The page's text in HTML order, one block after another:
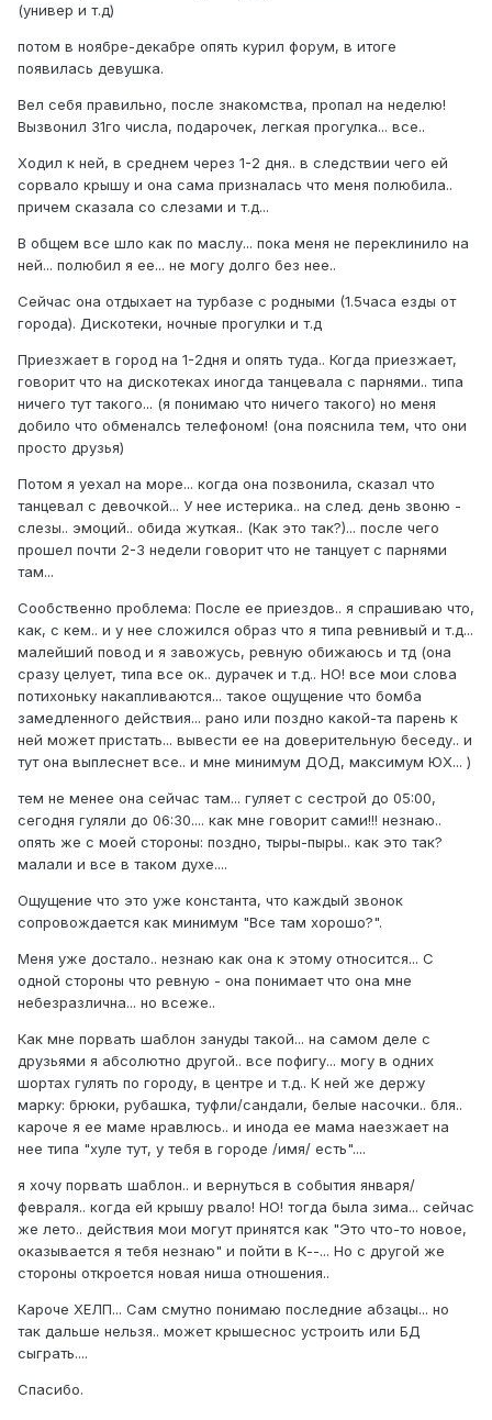
(универ и т.д)
потом в ноябре-декабре опять курил форум, в итоге
появилась девушка.
Вел себя правильно, после знакомства, пропал на неделю!
Вызвонил 31го числа, подарочек, легкая прогулка... все..
Ходил к ней, в среднем через 1-2 дня.. в следствии чего ей
сорвало крышу и она сама призналась что меня полюбила..
причем сказала со слезами и т.д...
В общем все шло как по маслу... пока меня не переклинило на
ней... полюбил я ее... не могу долго без нее..
Сейчас она отдыхает на турбазе с родными (1.5часа езды от
города). Дискотеки, ночные прогулки и т.д
Приезжает в город на 1-2дня и опять туда.. Когда приезжает,
говорит что на дискотеках иногда танцевала с парнями.. типа
ничего тут такого... (я понимаю что ничего такого) но меня
добило что обменалсь телефоном! (она пояснила тем, что они
просто друзья)
Потом я уехал на море... когда она позвонила, сказал что
танцевал с девочкой... У нее истерика.. на след. день звоню -
слезы.. эмоций.. обида жуткая.. (Как это так?)... после чего
прошел почти 2-3 недели говорит что не танцует с парнями
там...
Сообственно проблема: После ее приездов.. я спрашиваю что,
как, с кем.. и у нее сложился образ что я типа ревнивый и т.д...
малейший повод и я завожусь, ревную обижаюсь и тд (она
сразу целует, типа все ок.. дурачек и т.д.. НО! все мои слова
потихоньку накапливаются... такое ощущение что бомба
замедленного действия... рано или поздно какой-та парень к
ней может пристать... вывести ее на доверительную беседу.. и
тут она выплеснет все.. и мне минимум ДОД, максимум ЮХ... )
тем не менее она сейчас там... гуляет с сестрой до 05:00,
сегодня гуляли до 06:30.... как мне говорит сами!!! незнаю..
опять же с моей стороны: поздно, тыры-пыры.. как это так?
малали и все в таком духе....
Ощущение что это уже константа, что каждый звонок
сопровождается как минимум "Все там хорошо?".
Меня уже достало.. незнаю как она к этому относится... С
одной стороны что ревную - она понимает что она мне
небезразлична... но всеже..
Как мне порвать шаблон зануды такой... на самом деле с
друзьями я абсолютно другой.. все пофигу... могу в одних
шортах гулять по городу, в центре и т.д.. К ней же держу
марку: брюки, рубашка, туфли/сандали, белые насочки.. бля..
кароче я ее маме нравлюсь.. и инода ее мама наезжает на
нее типа "хуле тут, у тебя в городе /имя/ есть"....
я хочу порвать шаблон.. и вернуться в события января/
февраля.. когда ей крышу рвало! НО! тогда была зима... сейчас
же лето.. действия мои могут принятся как "Это что-то новое,
оказывается я тебя незнаю" и пойти в К--... Но с другой же
стороны откроется новая ниша отношения..
Кароче ХЕЛП... Сам смутно понимаю последние абзацы... но
так дальше нельзя.. может крышеснос устроить или БД
сыграть....
Спасибо.